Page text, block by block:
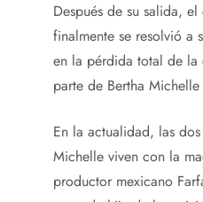
Después de su salida,
finalmente se resolvió a
en la pérdida total de
parte de Bertha
En la actualidad, las
Michelle viven con la
productor mexicano